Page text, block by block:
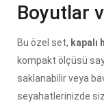
Boyutlar
Bu özel set, kapalı
kompakt ölçüsü
saklanabilir veya
seyahatlerinizde